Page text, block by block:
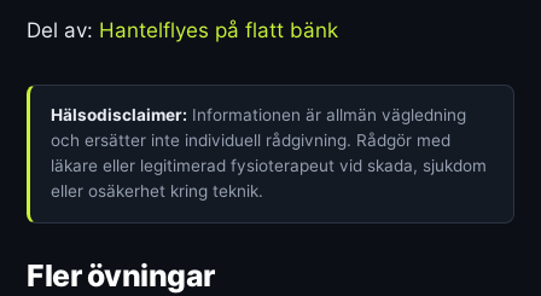
Del av: Hantelflyes på flatt bänk
Hälsodisclaimer: Informationen är allmän vägledning
och ersätter inte individuell rådgivning. Rådgör med
läkare eller legitimerad fysioterapeut vid skada, sjukdom
eller osäkerhet kring teknik.
Fler övningar